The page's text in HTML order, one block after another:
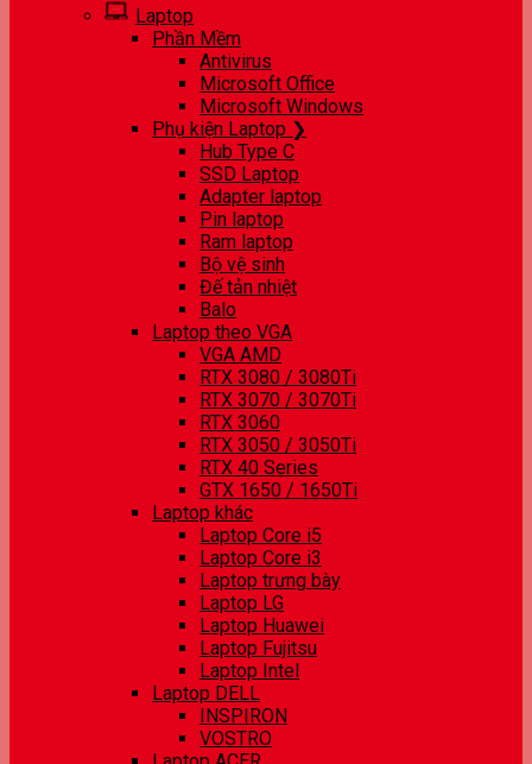
Laptop
Phần Mềm
Antivirus
Microsoft Office
Microsoft Windows
Phụ kiện Laptop ❯
Hub Type C
SSD Laptop
Adapter laptop
Pin laptop
Ram laptop
Bộ vệ sinh
Đế tản nhiệt
Balo
Laptop theo VGA
VGA AMD
RTX 3080 / 3080Ti
RTX 3070 / 3070Ti
RTX 3060
RTX 3050 / 3050Ti
RTX 40 Series
GTX 1650 / 1650Ti
Laptop khác
Laptop Core i5
Laptop Core i3
Laptop trưng bày
Laptop LG
Laptop Huawei
Laptop Fujitsu
Laptop Intel
Laptop DELL
INSPIRON
VOSTRO